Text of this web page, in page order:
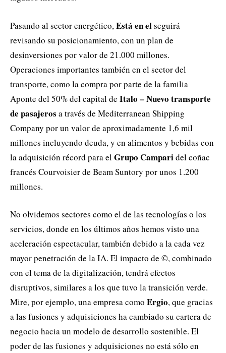
Pasando al sector energético, Está en elseguirá
revisando su posicionamiento, con un plan de
desinversiones por valor de 21.000 millones.
Operaciones importantes también en el sector del
transporte, como la compra por parte de la familia
Aponte del 50% del capital de Italo – Nuevo transporte
de pasajeros a través de Mediterranean Shipping
Company por un valor de aproximadamente 1,6 mil
millones incluyendo deuda, y en alimentos y bebidas con
la adquisición récord para el Grupo Camparidel coñac
francés Courvoisier de Beam Suntory por unos 1.200
millones.
No olvidemos sectores como el de las tecnologías o los
servicios, donde en los últimos años hemos visto una
aceleración espectacular, también debido a la cada vez
mayor penetración de la IA. El impacto de ©, combinado
con el tema de la digitalización, tendrá efectos
disruptivos, similares a los que tuvo la transición verde.
Mire, por ejemplo, una empresa como Ergio, que gracias
a las fusiones y adquisiciones ha cambiado su cartera de
negocio hacia un modelo de desarrollo sostenible. El
poder de las fusiones y adquisiciones no está sólo en